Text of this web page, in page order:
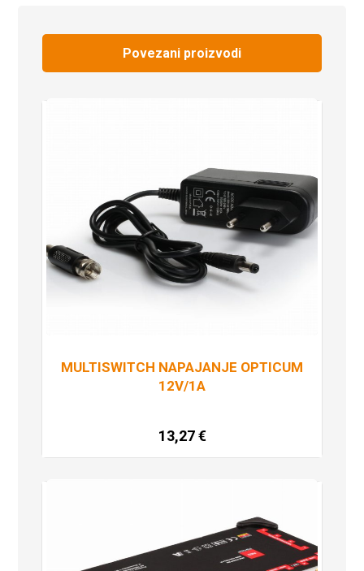
Povezani proizvodi
MULTISWITCH NAPAJANJE OPTICUM
12V/1A
13,27€
Dodaj u košaricu